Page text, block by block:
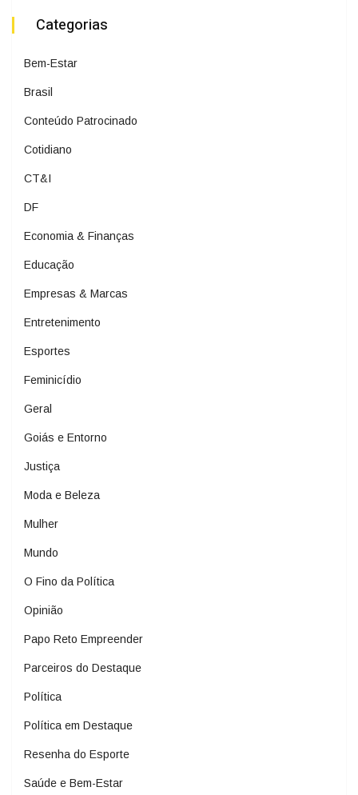
Categorias
Bem-Estar
Brasil
Conteúdo Patrocinado
Cotidiano
CT&I
DF
Economia & Finanças
Educação
Empresas & Marcas
Entretenimento
Esportes
Feminicídio
Geral
Goiás e Entorno
Justiça
Moda e Beleza
Mulher
Mundo
O Fino da Política
Opinião
Papo Reto Empreender
Parceiros do Destaque
Política
Política em Destaque
Resenha do Esporte
Saúde e Bem-Estar